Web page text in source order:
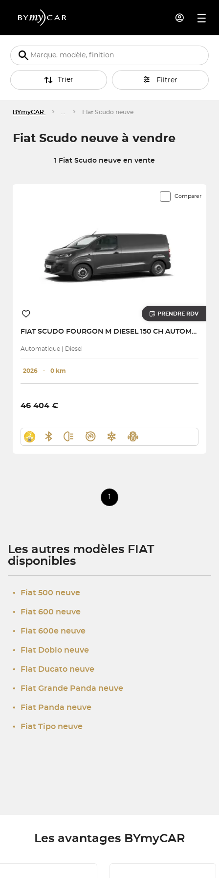
Trier Filtrer
BYmyCAR Fiat Scudo neuve
Fiat Scudo neuve à vendre
1 Fiat Scudo neuve en vente
Comparer
PRENDRE RDV
FIAT SCUDO FOURGON M DIESEL 150 CH AUTOMATIQUE
Automatique | Diesel
2026 ･ 0 km
46 404 €
Les autres modèles FIAT
disponibles
• Fiat 500 neuve
• Fiat 600 neuve
• Fiat 600e neuve
• Fiat Doblo neuve
• Fiat Ducato neuve
• Fiat Grande Panda neuve
• Fiat Panda neuve
• Fiat Tipo neuve
Les avantages BYmyCAR